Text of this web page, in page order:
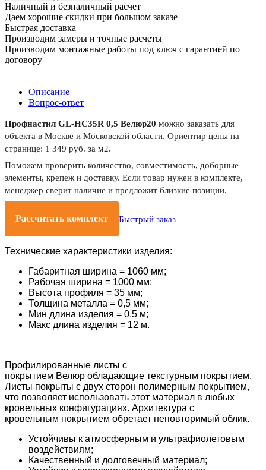
Наличный и безналичный расчет
Даем хорошие скидки при большом заказе
Быстрая доставка
Производим замеры и точные расчеты
Производим монтажные работы под ключ с гарантией по
договору
Описание
Вопрос-ответ
Профнастил GL-HC35R 0,5 Велюр20 можно заказать для
объекта в Москве и Московской области. Ориентир цены на
странице: 1 349 руб. за м2.
Поможем проверить количество, совместимость, доборные
элементы, крепеж и доставку. Если товар нужен в комплекте,
менеджер сверит наличие и предложит близкие позиции.
Рассчитать комплект Быстрый заказ
Технические характеристики изделия:
Габаритная ширина = 1060 мм;
Рабочая ширина = 1000 мм;
Высота профиля = 35 мм;
Толщина металла = 0,5 мм;
Мин длина изделия = 0,5 м;
Макс длина изделия = 12 м.
Профилированные листы с
покрытием Велюр обладающие текстурным покрытием.
Листы покрыты с двух сторон полимерным покрытием,
что позволяет использовать этот материал в любых
кровельных конфигурациях. Архитектура с
кровельным покрытием обретает неповторимый облик.
Устойчивы к атмосферным и ультрафиолетовым
воздействиям;
Качественный и долговечный материал;